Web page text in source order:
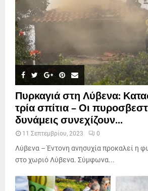
Πυρκαγιά στη Λύβενα:
τρία σπίτια – Οι
δυνάμεις συνεχίζουν...
11 Σεπτεμβρίου, 2023 0
Λύβενα – Έντονη ανησυχία προκαλεί η
στο χωριό Λύβενα. Σύμφωνα...